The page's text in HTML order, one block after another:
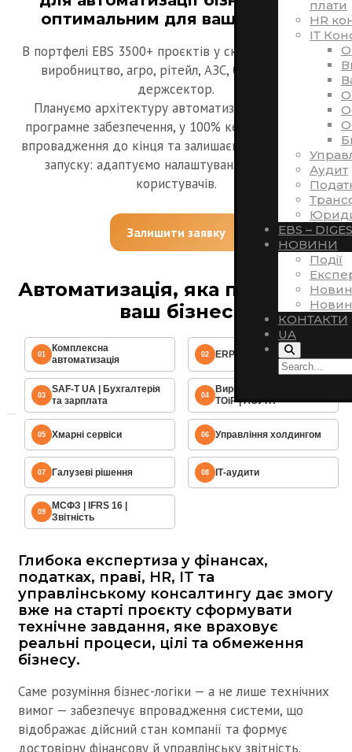
плати
HR
ІТ
Аудит
EBS –
НОВИНИ
Події
КОНТАКТИ
UA
оптимальним для вашої задачі
В портфелі EBS 3500+ проєктів у складних галузях:
виробництво, агро, рітейл, АЗС, будівництво,
держсектор.
Плануємо архітектуру автоматизації, обираємо
програмне забезпечення, у 100% кейсів доводимо
впровадження до кінця та залишаємося поруч після
запуску: адаптуємо налаштування, навчаємо
користувачів.
Залишити заявку
Автоматизація, яка працює на
ваш бізнес
01
Комплексна
автоматизація
02 ERP: Odoo
03
SAF-T UA | Бухгалтерія
та зарплата
04
Виробництво | MES |
ТОіР | АСУТП
05 Хмарні сервіси 06 Управління холдингом
07 Галузеві рішення 08 ІТ-аудити
09
МСФЗ | IFRS 16 |
Звітність
Глибока експертиза у фінансах,
податках, праві, HR, IT та
управлінському консалтингу дає змогу
вже на старті проєкту сформувати
технічне завдання, яке враховує
реальні процеси, цілі та обмеження
бізнесу.
Саме розуміння бізнес-логіки — а не лише технічних
вимог — забезпечує впровадження системи, що
відображає дійсний стан компанії та формує
достовірну фінансову й управлінську звітність.